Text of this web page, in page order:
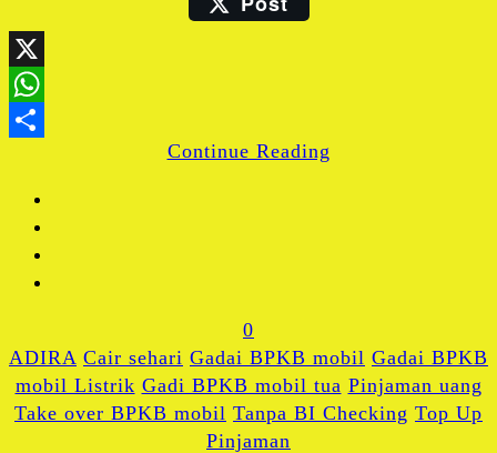
Share
Continue Reading
0
ADIRA Cair sehari Gadai BPKB mobil Gadai BPKB
mobil Listrik Gadi BPKB mobil tua Pinjaman uang
Take over BPKB mobil Tanpa BI Checking Top Up
Pinjaman